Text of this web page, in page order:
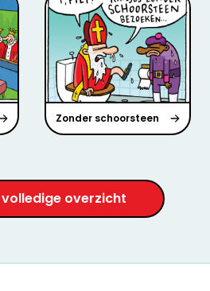
Zonder schoorsteen
volledige overzicht